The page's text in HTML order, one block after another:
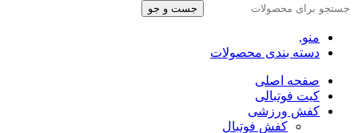
جست و جو
منو,
دسته بندی محصولات
صفحه اصلی
کیت فوتبالی
کفش ورزشی
کفش فوتبال